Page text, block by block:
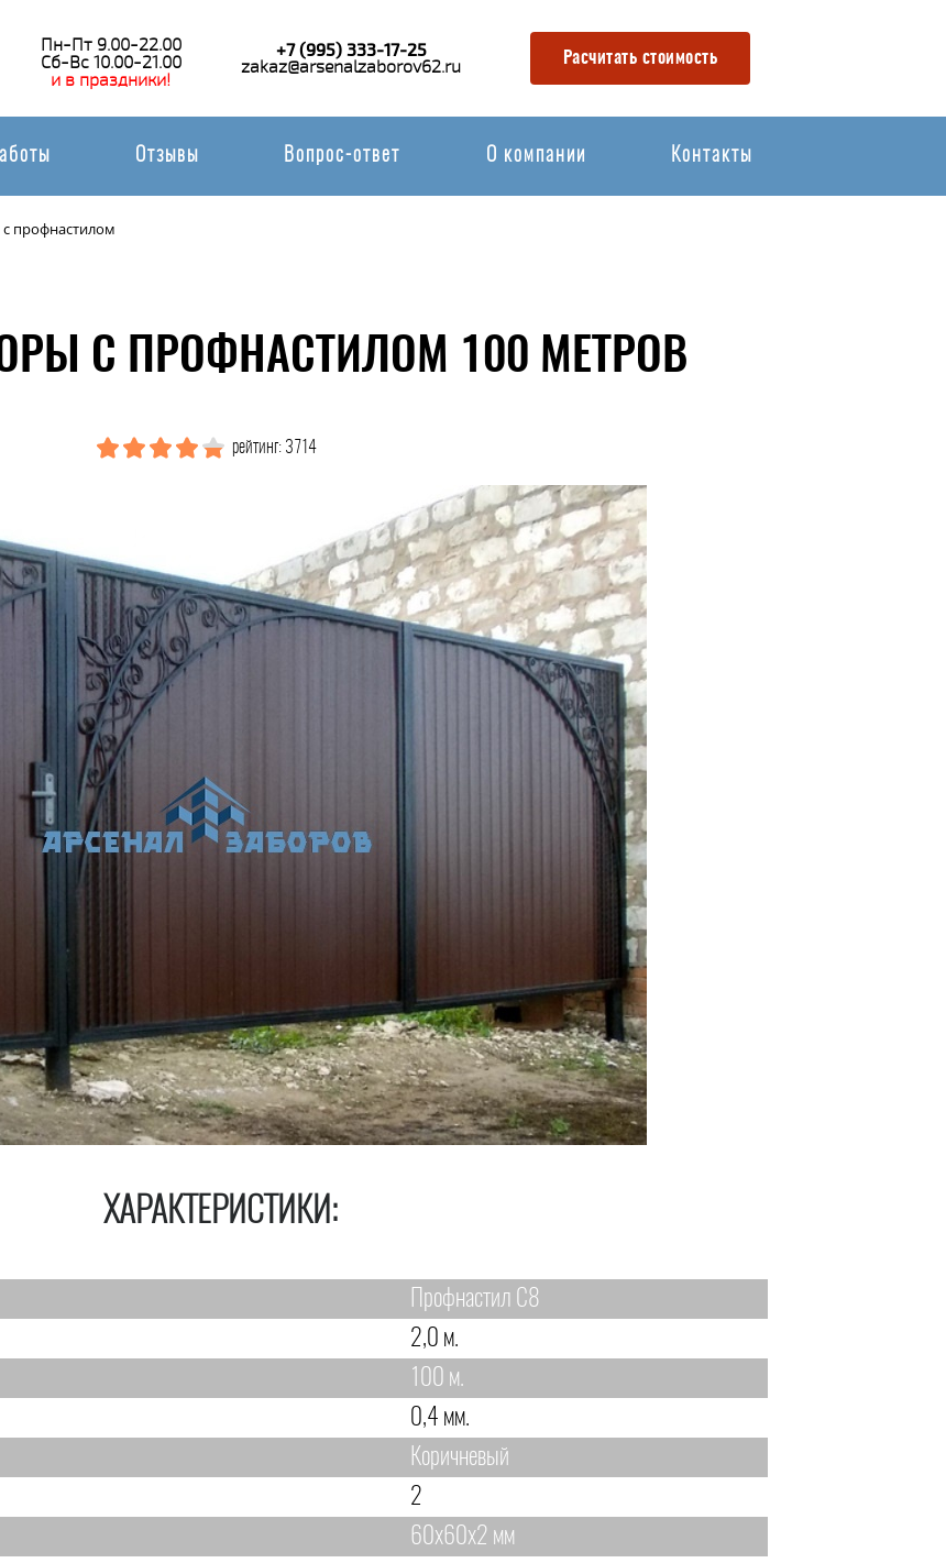
Пн-Пт 9.00-22.00
Сб-Вс 10.00-21.00
и в праздники!
+7 (995) 333-17-25
zakaz@arsenalzaborov62.ru Расчитать стоимость
Отзывы Вопрос-ответ О компании Контакты
профнастилом
С ПРОФНАСТИЛОМ 100 МЕТРОВ
рейтинг: 3714
ХАРАКТЕРИСТИКИ:
Профнастил С8
2,0 м.
100 м.
0,4 мм.
Коричневый
2
60х60х2 мм